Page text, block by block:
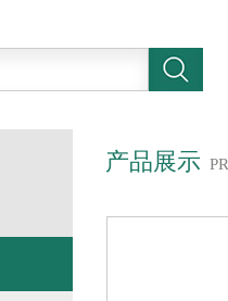
产品展示